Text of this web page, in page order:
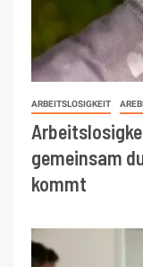
ARBEITSLOSIGKEIT
gemeinsam
kommt